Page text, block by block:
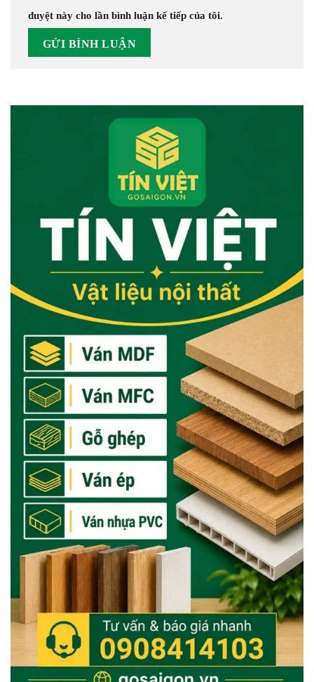
duyệt này cho lần bình luận kế tiếp của tôi.